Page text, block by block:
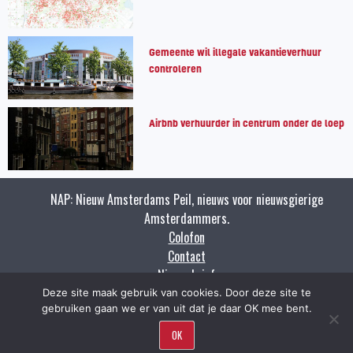
Gemeente wil illegale vakantieverhuur
controleren
Airbnb verhuurder in centrum onder de loep
NAP: Nieuw Amsterdams Peil, nieuws voor nieuwsgierige
Amsterdammers.
Colofon
Contact
Nieuwsbrief
Zoeken
Copyright napnieuws.nl 2009 - 2021.
Deze site maak gebruik van cookies. Door deze site te
gebruiken gaan we er van uit dat je daar OK mee bent.
OK